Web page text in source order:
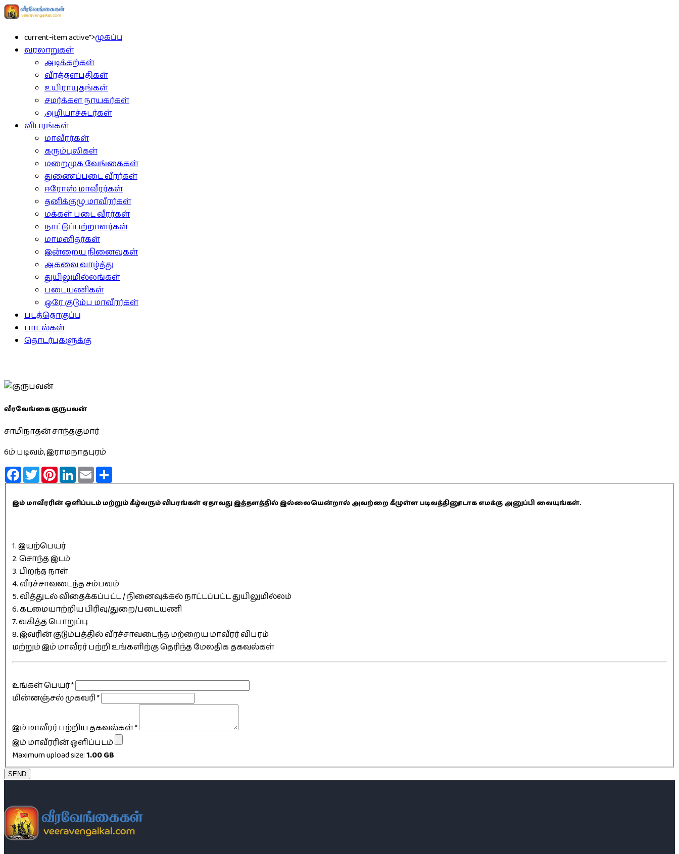
current-item active">முகப்பு
வரலாறுகள்
அடிக்கற்கள்
வீரத்தளபதிகள்
உயிராயுதங்கள்
சமர்க்கள நாயகர்கள்
அழியாச்சுடர்கள்
விபரங்கள்
மாவீரர்கள்
கரும்புலிகள்
மறைமுக வேங்கைகள்
துணைப்படை வீரர்கள்
ஈரோஸ் மாவீரர்கள்
தனிக்குழு மாவீரர்கள்
மக்கள் படை வீரர்கள்
நாட்டுப்பற்றாளர்கள்
மாமனிதர்கள்
இன்றைய நினைவுகள்
அகவை வாழ்த்து
துயிலுமில்லங்கள்
படையணிகள்
ஒரே குடும்ப மாவீரர்கள்
படத்தொகுப்பு
பாடல்கள்
தொடர்புகளுக்கு
வீரவேங்கை குருபவன்
சாமிநாதன் சாந்தகுமார்
6ம் படிவம், இராமநாதபுரம்
FacebookTwitterPinterestLinkedInEmail
இம் மாவீரரின் ஒளிப்படம் மற்றும் கீழ்வரும் விபரங்கள் ஏதாவது இத்தளத்தில் இல்லையென்றால் அவற்றை கீழுள்ள படிவத்தினூடாக எமக்கு அனுப்பி வையுங்கள்.
1. இயற்பெயர்
2. சொந்த இடம்
3. பிறந்த நாள்
4. வீரச்சாவடைந்த சம்பவம்
5. வித்துடல் விதைக்கப்பட்ட / நினைவுக்கல் நாட்டப்பட்ட துயிலுமில்லம்
6. கடமையாற்றிய பிரிவு/துறை/படையணி
7. வகித்த பொறுப்பு
8. இவரின் குடும்பத்தில் வீரச்சாவடைந்த மற்றைய மாவீரர் விபரம்
மற்றும் இம் மாவீரர் பற்றி உங்களிற்கு தெரிந்த மேலதிக தகவல்கள்
உங்கள் பெயர்*
மின்னஞ்சல் முகவரி*
இம் மாவீரர் பற்றிய தகவல்கள்*
இம் மாவீரரின் ஒளிப்படம்
Maximum upload size:1.00 GB
SEND